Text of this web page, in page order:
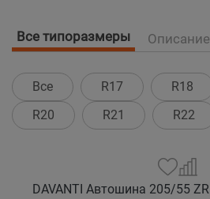
Все типоразмеры Описание
Все R17 R18
R20
R21 R22